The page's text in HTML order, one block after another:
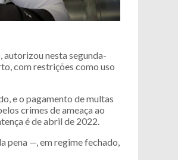
autorizou nesta segunda-
com restrições como uso
e o pagamento de multas
crimes de ameaça ao
é de abril de 2022.
pena —, em regime fechado,